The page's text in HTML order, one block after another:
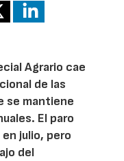
Agrario cae
de las
se mantiene
El paro
julio, pero
del